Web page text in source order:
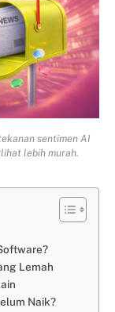
sentimen AI
lebih murah.
Lemah
Naik?